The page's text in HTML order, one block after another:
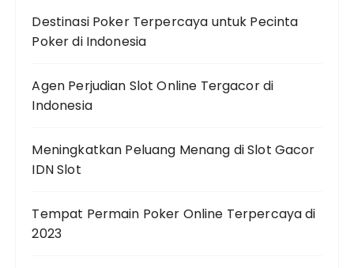
Destinasi Poker Terpercaya untuk Pecinta
Poker di Indonesia
Agen Perjudian Slot Online Tergacor di
Indonesia
Meningkatkan Peluang Menang di Slot Gacor
IDN Slot
Tempat Permain Poker Online Terpercaya di
2023